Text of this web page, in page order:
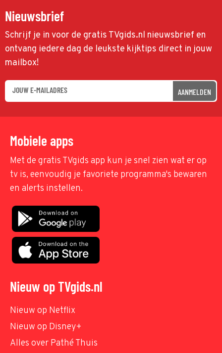
Nieuwsbrief
Schrijf je in voor de gratis TVgids.nl nieuwsbrief en
ontvang iedere dag de leukste kijktips direct in jouw
mailbox!
AANMELDEN
Mobiele apps
Met de gratis TVgids app kun je snel zien wat er op
tv is, eenvoudig je favoriete programma's bewaren
en alerts instellen.
Nieuw op TVgids.nl
Nieuw op Netflix
Nieuw op Disney+
Alles over Pathé Thuis